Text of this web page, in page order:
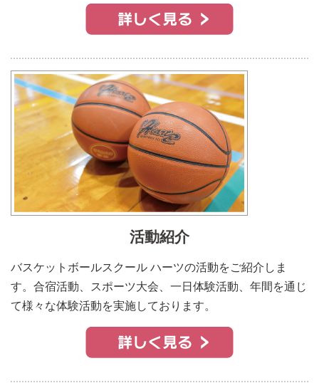
活動紹介
バスケットボールスクール ハーツの活動をご紹介しま
す。合宿活動、スポーツ大会、一日体験活動、年間を通じ
て様々な体験活動を実施しております。